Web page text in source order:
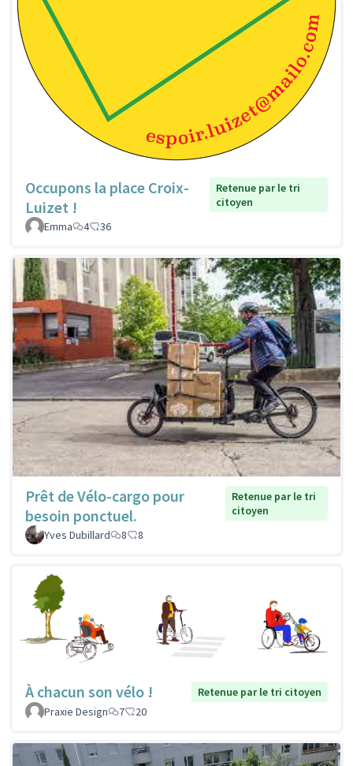
Occupons la place Croix-
Luizet !
Retenue par le tri
citoyen
Emma
4 36
Prêt de Vélo-cargo pour
besoin ponctuel.
Retenue par le tri
citoyen
Yves Dubillard
8 8
À chacun son vélo !
Retenue par le tri citoyen
Praxie Design
7 20